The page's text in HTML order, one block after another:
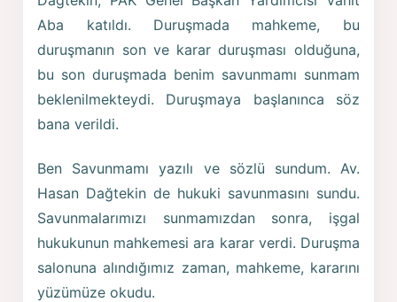
Aba katıldı. Duruşmada mahkeme, bu
duruşmanın son ve karar duruşması olduğuna,
bu son duruşmada benim savunmamı sunmam
beklenilmekteydi. Duruşmaya başlanınca söz
bana verildi.
Ben Savunmamı yazılı ve sözlü sundum. Av.
Hasan Dağtekin de hukuki savunmasını sundu.
Savunmalarımızı sunmamızdan sonra, işgal
hukukunun mahkemesi ara karar verdi. Duruşma
salonuna alındığımız zaman, mahkeme, kararını
yüzümüze okudu.